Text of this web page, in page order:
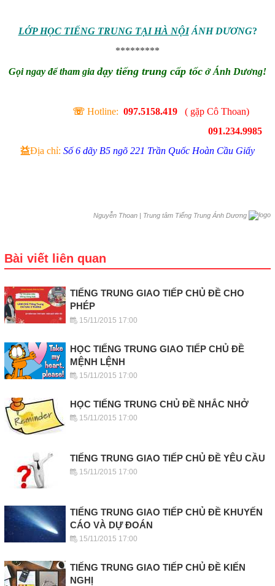
LỚP HỌC TIẾNG TRUNG TẠI HÀ NỘIÁNH DƯƠNG?
*********
Gọi ngay để tham gia dạy tiếng trung cấp tốc ở Ánh Dương!
☏ Hotline: 097.5158.419 ( gặp Cô Thoan)
091.234.9985
益Địa chỉ: Số 6 dãy B5 ngõ 221 Trần Quốc Hoàn Cầu Giấy
Nguyễn Thoan | Trung tâm Tiếng Trung Ánh Dương
Bài viết liên quan
TIẾNG TRUNG GIAO TIẾP CHỦ ĐỀ CHO
PHÉP
15/11/2015 17:00
HỌC TIẾNG TRUNG GIAO TIẾP CHỦ ĐỀ
MỆNH LỆNH
15/11/2015 17:00
HỌC TIẾNG TRUNG CHỦ ĐỀ NHẮC NHỞ
15/11/2015 17:00
TIẾNG TRUNG GIAO TIẾP CHỦ ĐỀ YÊU CẦU
15/11/2015 17:00
TIẾNG TRUNG GIAO TIẾP CHỦ ĐỀ KHUYẾN
CÁO VÀ DỰ ĐOÁN
15/11/2015 17:00
TIẾNG TRUNG GIAO TIẾP CHỦ ĐỀ KIẾN
NGHỊ